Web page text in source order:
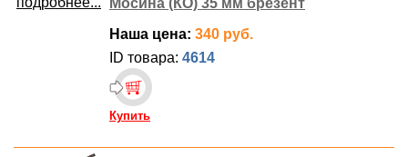
Мосина (КО) 35 мм брезент
Наша цена: 340 руб.
ID товара: 4614
Купить